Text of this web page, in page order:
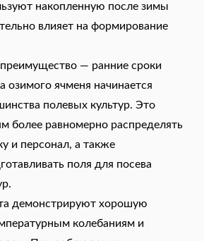
накопленную после зимы
влияет на формирование
— ранние сроки
озимого ячменя начинается
полевых культур. Это
более равномерно распределять
и персонал, а также
поля для посева
демонстрируют хорошую
колебаниям и